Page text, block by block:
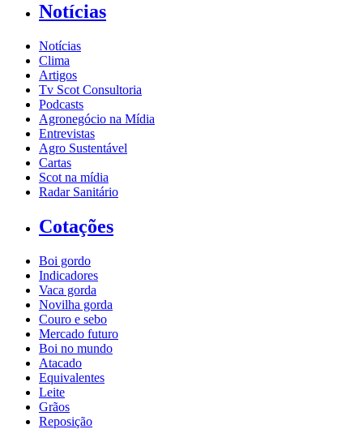
Notícias
Notícias
Clima
Artigos
Tv Scot Consultoria
Podcasts
Agronegócio na Mídia
Entrevistas
Agro Sustentável
Cartas
Scot na mídia
Radar Sanitário
Cotações
Boi gordo
Indicadores
Vaca gorda
Novilha gorda
Couro e sebo
Mercado futuro
Boi no mundo
Atacado
Equivalentes
Leite
Grãos
Reposição